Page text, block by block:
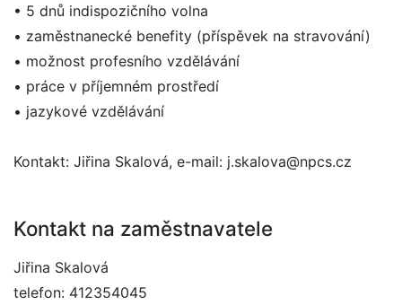
• 5 dnů indispozičního volna
• zaměstnanecké benefity (příspěvek na stravování)
• možnost profesního vzdělávání
• práce v příjemném prostředí
• jazykové vzdělávání
Kontakt: Jiřina Skalová, e-mail: j.skalova@npcs.cz
Kontakt na zaměstnavatele
Jiřina Skalová
telefon: 412354045